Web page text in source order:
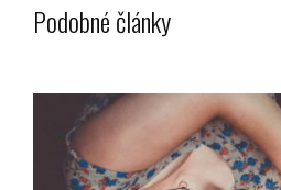
Podobné články